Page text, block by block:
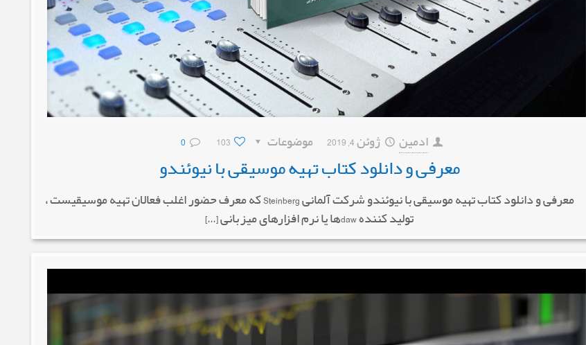
ادمین ژوئن 4, 2019 موضوعات 103
0
معرفی و دانلود کتاب تهیه موسیقی با نیوئندو
معرفی و دانلود کتاب تهیه موسیقی با نیوئندو شرکت آلمانی Steinberg که معرف حضور اغلب فعالان تهیه موسیقیست ،
تولید کننده dawها یا نرم افزارهای میزبانی […]